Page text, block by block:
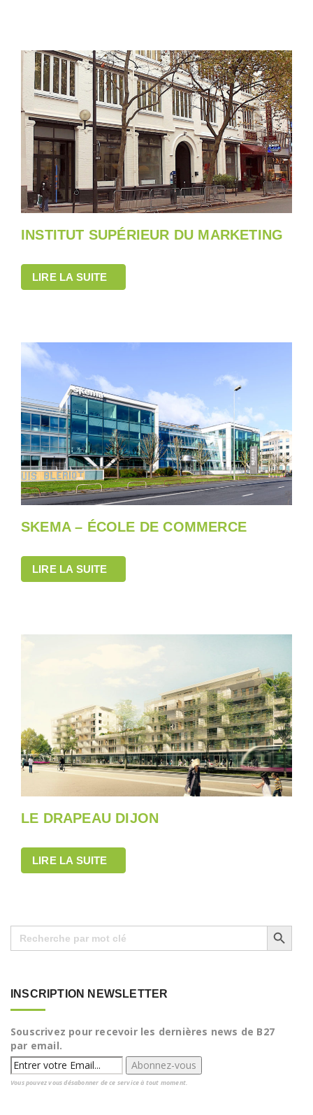
INSTITUT SUPÉRIEUR DU MARKETING
LIRE LA SUITE
SKEMA – ÉCOLE DE COMMERCE
LIRE LA SUITE
LE DRAPEAU DIJON
LIRE LA SUITE
Search
for:
Search Button
INSCRIPTION NEWSLETTER
Souscrivez pour recevoir les dernières news de B27
par email.
Vous pouvez vous désabonner de ce service à tout moment.